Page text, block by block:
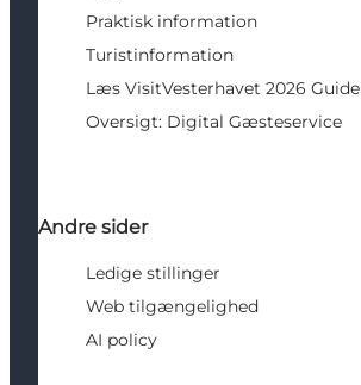
Praktisk information
Turistinformation
Læs VisitVesterhavet 2026 Guide
Oversigt: Digital Gæsteservice
Andre sider
Ledige stillinger
Web tilgængelighed
AI policy